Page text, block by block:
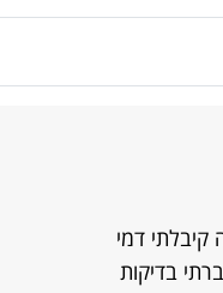
קיבלתי דמי
האבטלה עברתי בדיקות